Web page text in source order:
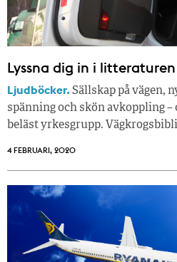
Lyssna dig in i litteraturen
Ljudböcker.Sällskap på vägen,
spänning och skön avkoppling –
beläst yrkesgrupp.
4 FEBRUARI, 2020